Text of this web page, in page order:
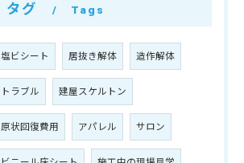
タグ Tags
塩ビシート 居抜き解体 造作解体
トラブル 建屋スケルトン
原状回復費用 アパレル サロン